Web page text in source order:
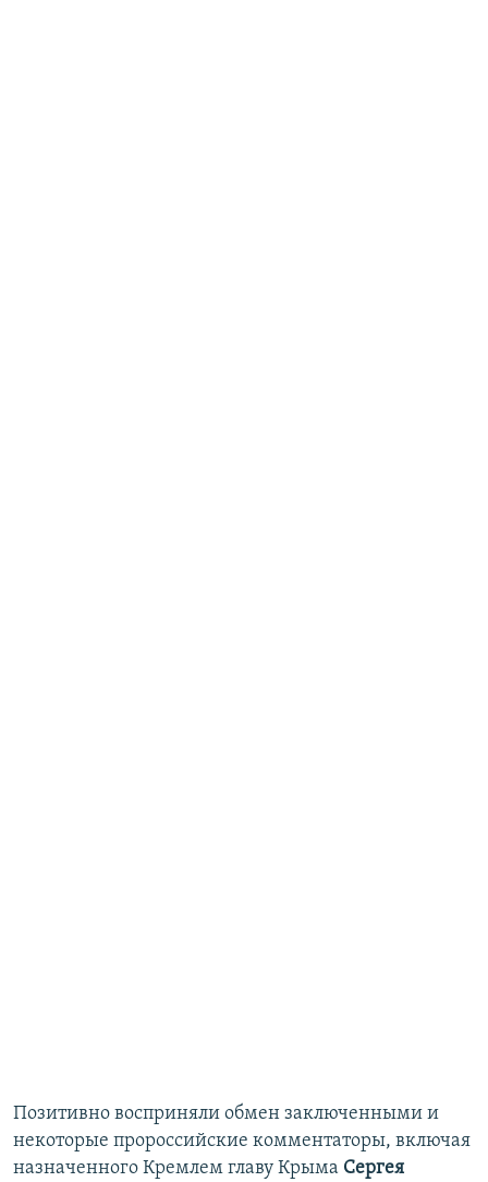
Позитивно восприняли обмен заключенными и
некоторые пророссийские комментаторы, включая
назначенного Кремлем главу Крыма Сергея